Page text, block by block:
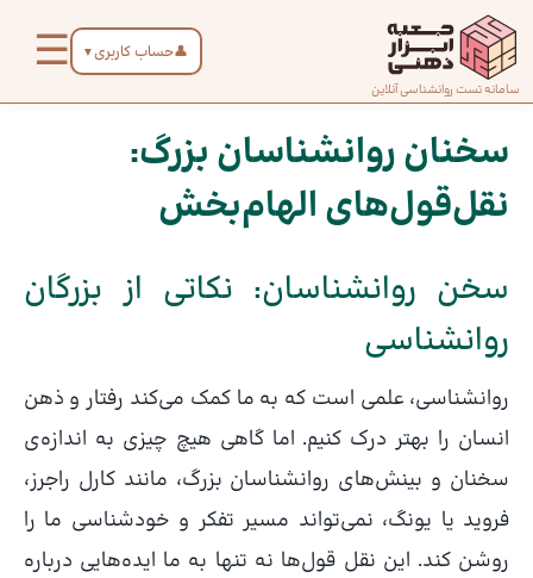
محتوا
سامانه تست روانشناسی آنلاین
👤حساب کاربری ▼
☰
صفحه
اصلی
درباره
تماس
با ما
دسته‌بندی
تست‌ها
سخنان روانشناسان بزرگ:
نقل‌قول‌های الهام‌بخش
سخن روانشناسان: نکاتی از بزرگان
روانشناسی
روانشناسی، علمی است که به ما کمک می‌کند رفتار و ذهن
انسان را بهتر درک کنیم. اما گاهی هیچ چیزی به اندازه‌ی
سخنان و بینش‌های روانشناسان بزرگ، مانند کارل راجرز،
فروید یا یونگ، نمی‌تواند مسیر تفکر و خودشناسی ما را
روشن کند. این نقل قول‌ها نه تنها به ما ایده‌هایی درباره
پیمایش